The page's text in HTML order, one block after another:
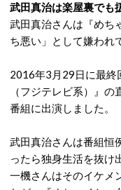
武田真治は楽屋裏でも
武田真治さんは『めち
ち悪い」として嫌われ
2016年3月29日に最終
（フジテレビ系）』
番組に出演しました。
武田真治さんは番組恒
ったら独身生活を抜け
一機さんはそのイケメ